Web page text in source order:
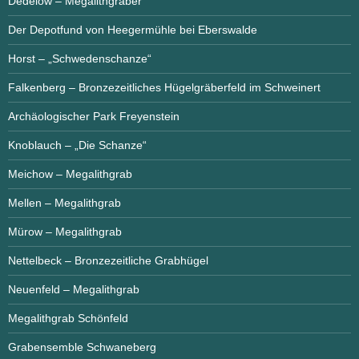
Der Depotfund von Heegermühle bei Eberswalde
Horst – „Schwedenschanze“
Falkenberg – Bronzezeitliches Hügelgräberfeld im Schweinert
Archäologischer Park Freyenstein
Knoblauch – „Die Schanze“
Meichow – Megalithgrab
Mellen – Megalithgrab
Mürow – Megalithgrab
Nettelbeck – Bronzezeitliche Grabhügel
Neuenfeld – Megalithgrab
Megalithgrab Schönfeld
Grabensemble Schwaneberg